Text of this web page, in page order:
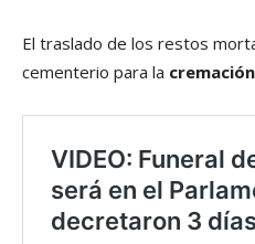
El traslado de los restos
cementerio para la